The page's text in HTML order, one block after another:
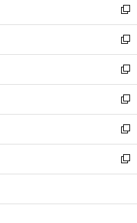
で
開
く
ド
ウ
で
開
く
ィ
ン
ド
ウ
で
開
く
い
ウ
ィ
ン
ド
ウ
で
開
く
新
し
い
ウ
ィ
ン
ド
ウ
で
開
く
新
し
い
ウ
ィ
ン
ド
ウ
で
開
新
し
い
ウ
ィ
ン
ド
ウ
開
新
し
い
ウ
ィ
ン
ウ
新
し
い
ウ
ン
新
し
ウ